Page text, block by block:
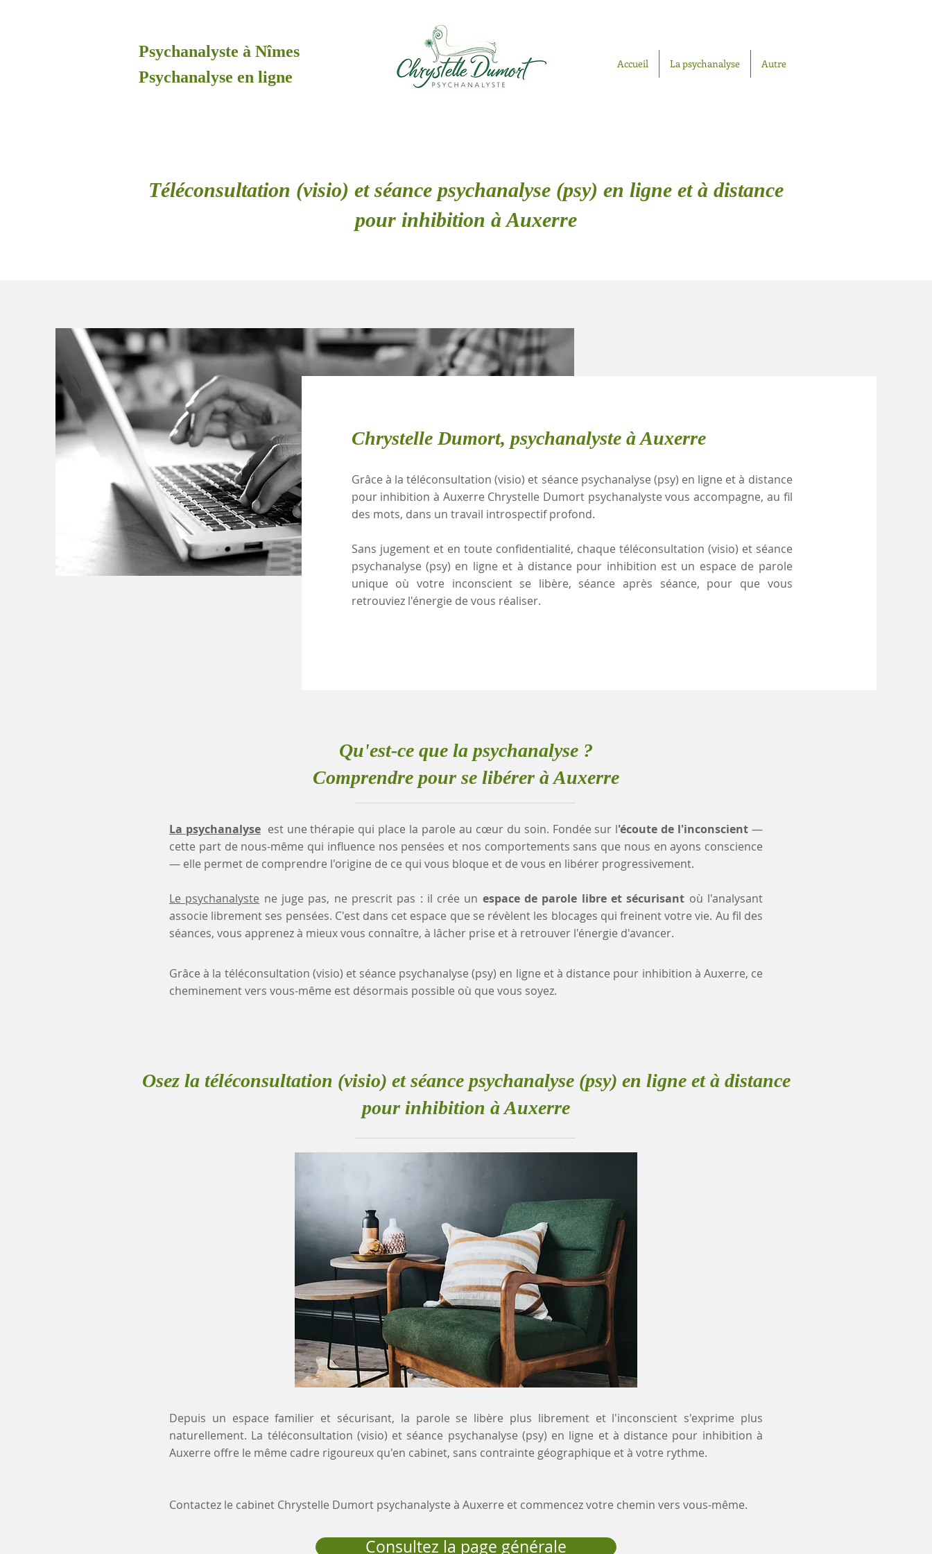
Psychanalyste à Nîmes
Psychanalyse en ligne
Accueil La psychanalyse Autre
Téléconsultation (visio) et séance psychanalyse (psy) en ligne et à distance
pour inhibition à Auxerre
Chrystelle Dumort, psychanalyste à Auxerre
Grâce à la téléconsultation (visio) et séance psychanalyse (psy) en ligne et à distance
pour inhibition à Auxerre Chrystelle Dumort psychanalyste vous accompagne, au fil
des mots, dans un travail introspectif profond.
Sans jugement et en toute confidentialité, chaque téléconsultation (visio) et séance
psychanalyse (psy) en ligne et à distance pour inhibition est un espace de parole
unique où votre inconscient se libère, séance après séance, pour que vous
retrouviez l'énergie de vous réaliser.
Qu'est-ce que la psychanalyse ?
Comprendre pour se libérer à Auxerre
La psychanalyse est une thérapie qui place la parole au cœur du soin. Fondée sur l'écoute de l'inconscient—
cette part de nous-même qui influence nos pensées et nos comportements sans que nous en ayons conscience
— elle permet de comprendre l'origine de ce qui vous bloque et de vous en libérer progressivement.
Le psychanalyste ne juge pas, ne prescrit pas : il crée un espace de parole libre et sécurisant où l'analysant
associe librement ses pensées. C'est dans cet espace que se révèlent les blocages qui freinent votre vie. Au fil des
séances, vous apprenez à mieux vous connaître, à lâcher prise et à retrouver l'énergie d'avancer.
Grâce à la téléconsultation (visio) et séance psychanalyse (psy) en ligne et à distance pour inhibition à Auxerre, ce
cheminement vers vous-même est désormais possible où que vous soyez.
Osez la téléconsultation (visio) et séance psychanalyse (psy) en ligne et à distance
pour inhibition à Auxerre
Depuis un espace familier et sécurisant, la parole se libère plus librement et l'inconscient s'exprime plus
naturellement. La téléconsultation (visio) et séance psychanalyse (psy) en ligne et à distance pour inhibition à
Auxerre offre le même cadre rigoureux qu'en cabinet, sans contrainte géographique et à votre rythme.
Contactez le cabinet Chrystelle Dumort psychanalyste à Auxerre et commencez votre chemin vers vous-même.
Consultez la page générale